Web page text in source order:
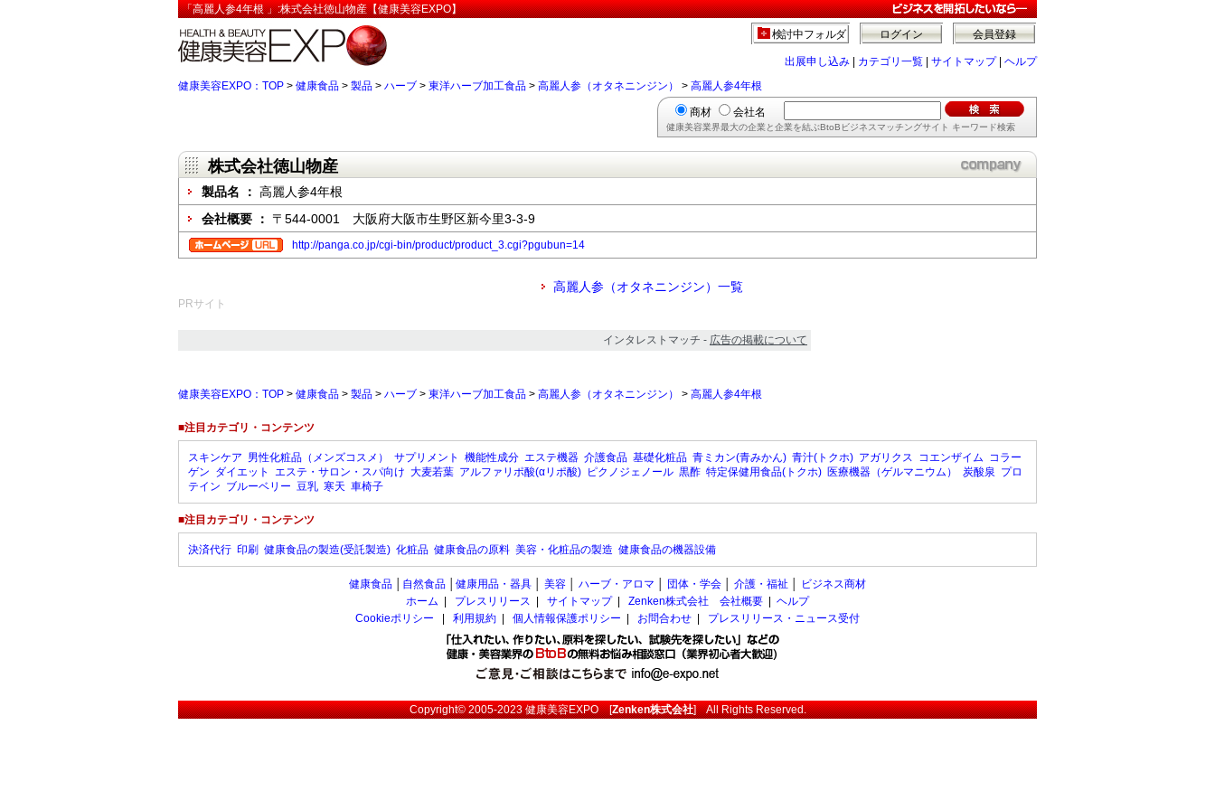
「高麗人参4年根 」:株式会社徳山物産【健康美容EXPO】
会員登録
ログイン
検討中フォルダ
出展申し込み カテゴリ一覧 サイトマップ| ヘルプ
健康美容EXPO：TOP > 健康食品 > 製品 > ハーブ > 東洋ハーブ加工食品 > 高麗人参（オタネニンジン） > 高麗人参4年根
商材 会社名
健康美容業界最大の企業と企業を結ぶBtoBビジネスマッチングサイト キーワード検索
株式会社徳山物産
製品名 ： 高麗人参4年根
会社概要 ： 〒544-0001 大阪府大阪市生野区新今里3-3-9
http://panga.co.jp/cgi-bin/product/product_3.cgi?pgubun=14
高麗人参（オタネニンジン）一覧
PRサイト
インタレストマッチ - 広告の掲載について
健康美容EXPO：TOP > 健康食品 > 製品 > ハーブ > 東洋ハーブ加工食品 > 高麗人参（オタネニンジン） > 高麗人参4年根
■注目カテゴリ・コンテンツ
スキンケア 男性化粧品（メンズコスメ） サプリメント 機能性成分 エステ機器 介護食品 基礎化粧品 青ミカン(青みかん) 青汁(トクホ) アガリクス コエンザイム コラー
ゲン ダイエット エステ・サロン・スパ向け 大麦若葉 アルファリポ酸(αリポ酸) ピクノジェノール 黒酢 特定保健用食品(トクホ) 医療機器（ゲルマニウム） 炭酸泉 プロ
テイン ブルーベリー 豆乳 寒天 車椅子
■注目カテゴリ・コンテンツ
決済代行 印刷 健康食品の製造(受託製造) 化粧品 健康食品の原料 美容・化粧品の製造 健康食品の機器設備
健康食品 自然食品 健康用品・器具 美容 ハーブ・アロマ 団体・学会 介護・福祉
ビジネス商材
ホーム
プレスリリース サイトマップ| Zenken株式会社 会社概要
ヘルプ
Cookieポリシー
利用規約 個人情報保護ポリシー お問合わせ プレスリリース・ニュース受付
Copyright© 2005-2023健康美容EXPO[Zenken株式会社] All Rights Reserved.